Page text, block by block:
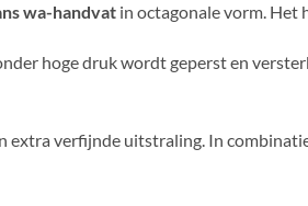
wa-handvat in octagonale vorm. Het
hoge druk wordt geperst en
extra verfijnde uitstraling. In